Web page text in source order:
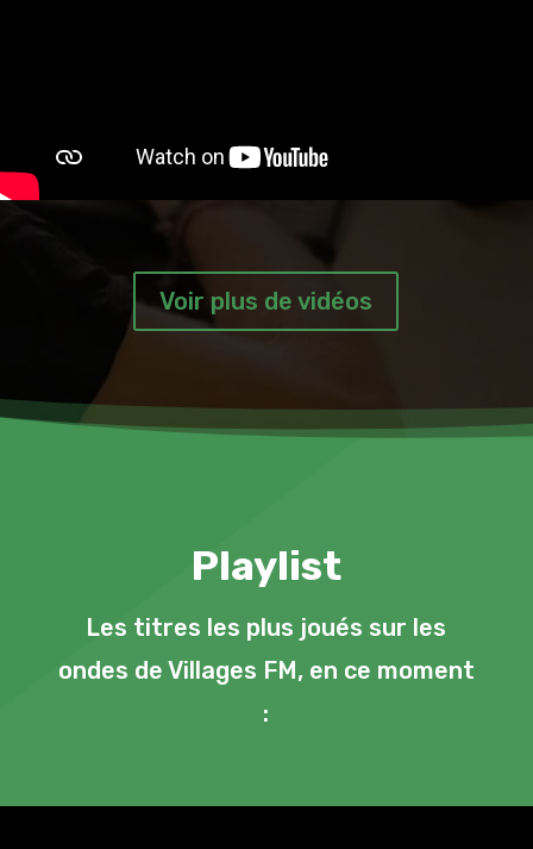
Voir plus de vidéos
Playlist
Les titres les plus joués sur les
ondes de Villages FM, en ce moment
: